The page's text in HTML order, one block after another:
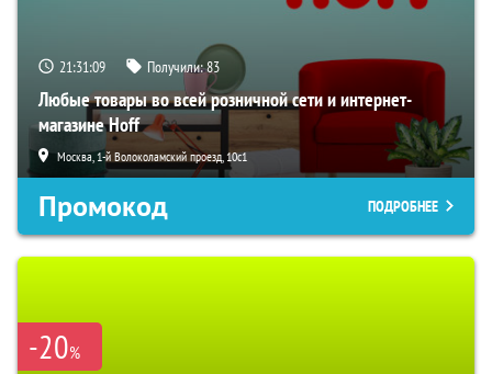
21:31:08 Получили:83
Любые товары во всей розничной сети и интернет-
магазине Hoff
Москва, 1-й Волоколамский проезд, 10с1
Промокод ПОДРОБНЕЕ
-20%